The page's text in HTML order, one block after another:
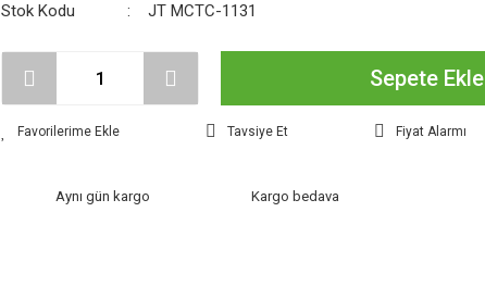
Stok Kodu
JT MCTC-1131
Sepete Ekle
Tavsiye Et Fiyat Alarmı
Aynı gün kargo Kargo bedava